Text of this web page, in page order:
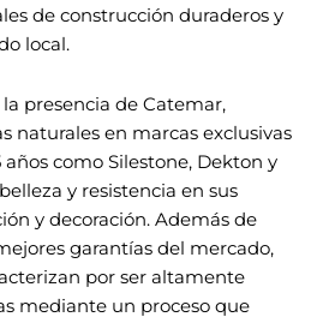
de construcción duraderos y
local.
presencia de Catemar,
naturales en marcas exclusivas
como Silestone, Dekton y
y resistencia en sus
y decoración. Además de
garantías del mercado,
por ser altamente
mediante un proceso que